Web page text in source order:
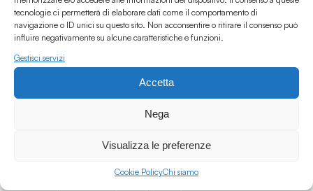
tecnologie ci permetterà di elaborare dati come il comportamento di
navigazione o ID unici su questo sito. Non acconsentire o ritirare il consenso può
influire negativamente su alcune caratteristiche e funzioni.
Gestisci servizi
Accetta
Nega
Visualizza le preferenze
Cookie PolicyChi siamo
Alternative/Avantgarde/Indie/Jazz/Only Vinyl
26.02.2024
Sound pic